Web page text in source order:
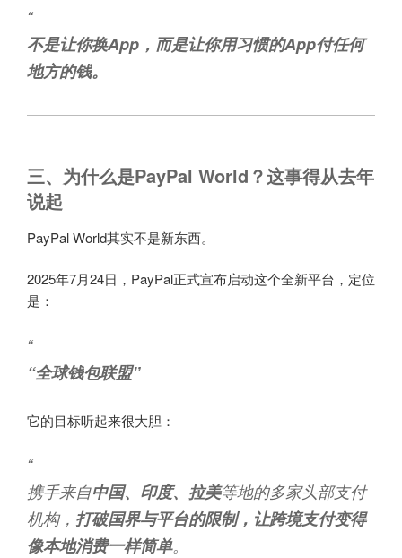
“
不是让你换App，而是让你用习惯的App付任何
地方的钱。
三、为什么是PayPal World？这事得从去年
说起
PayPal World其实不是新东西。
2025年7月24日，PayPal正式宣布启动这个全新平台，定位
是：
“
“全球钱包联盟”
它的目标听起来很大胆：
“
携手来自中国、印度、拉美等地的多家头部支付
机构， 打破国界与平台的限制，让跨境支付变得
像本地消费一样简单。